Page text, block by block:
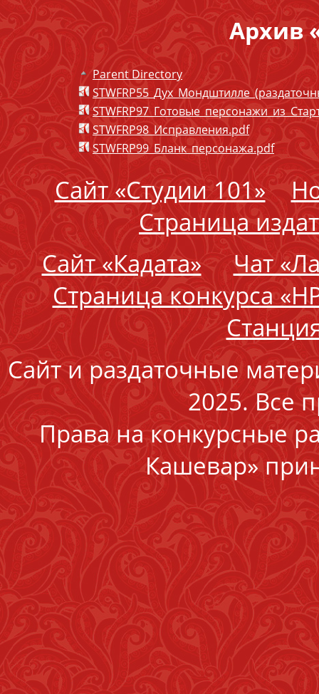
Архив
Parent Directory
STWFRP98_Исправления.pdf
STWFRP99_Бланк_персонажа.pdf
Сайт «Студии 101»
Страница
Сайт «Кадата»
Чат
Страница конкурса
Сайт и раздаточные
2025. Все
Права на конкурсные
Кашевар»